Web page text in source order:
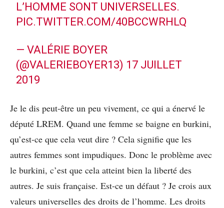
L’HOMME SONT UNIVERSELLES.
PIC.TWITTER.COM/40BCCWRHLQ
— VALÉRIE BOYER
(@VALERIEBOYER13) 17 JUILLET
2019
Je le dis peut-être un peu vivement, ce qui a énervé le
député LREM. Quand une femme se baigne en burkini,
qu’est-ce que cela veut dire ? Cela signifie que les
autres femmes sont impudiques. Donc le problème avec
le burkini, c’est que cela atteint bien la liberté des
autres. Je suis française. Est-ce un défaut ? Je crois aux
valeurs universelles des droits de l’homme. Les droits